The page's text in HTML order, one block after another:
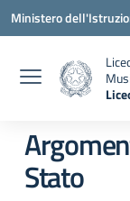
Vai ai contenuti
Vai al menu di
Vai al footer
Ministero
Stato